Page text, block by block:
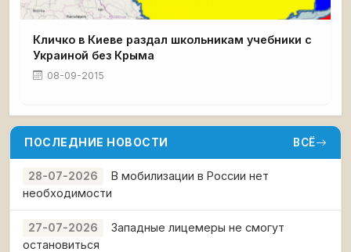
Кличко в Киеве раздал школьникам учебники с
Украиной без Крыма
08-09-2015
ПОСЛЕДНИЕ НОВОСТИ ВСЁ
28-07-2026
В мобилизации в России нет
необходимости
27-07-2026
Западные лицемеры не смогут
остановиться